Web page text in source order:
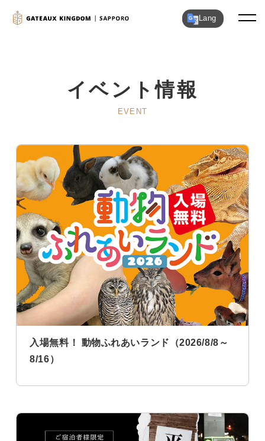
Lang
イベント情報
EVENT
入場無料！ 動物ふれあいランド（2026/8/8～
8/16）